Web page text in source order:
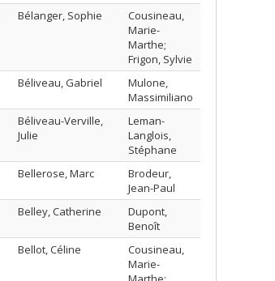
Bélanger, Sophie
Cousineau,
Marie-
Marthe;
Frigon, Sylvie
Béliveau, Gabriel
Mulone,
Massimiliano
Béliveau-Verville,
Julie
Leman-
Langlois,
Stéphane
Bellerose, Marc
Brodeur,
Jean-Paul
Belley, Catherine
Dupont,
Benoît
Bellot, Céline
Cousineau,
Marie-